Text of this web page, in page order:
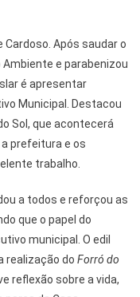
Após saudar o
Ambiente e parabenizou
é apresentar
Municipal. Destacou
Sol, que acontecerá
prefeitura e os
trabalho.
a todos e reforçou as
que o papel do
municipal. O edil
realização do Forró do
reflexão sobre a vida,